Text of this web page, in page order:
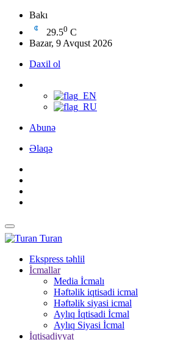
Bakı
29.50 C
Bazar, 9 Avqust 2026
Daxil ol
Abunə
Əlaqə
Turan
Ekspress təhlil
İcmallar
Media İcmalı
Həftəlik iqtisadi icmal
Həftəlik siyasi icmal
Aylıq İqtisadi İcmal
Aylıq Siyasi İcmal
İqtisadiyyat